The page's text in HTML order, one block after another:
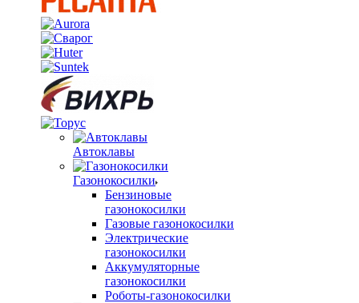
Автоклавы
Газонокосилки
Бензиновые
газонокосилки
Газовые газонокосилки
Электрические
газонокосилки
Аккумуляторные
газонокосилки
Роботы-газонокосилки